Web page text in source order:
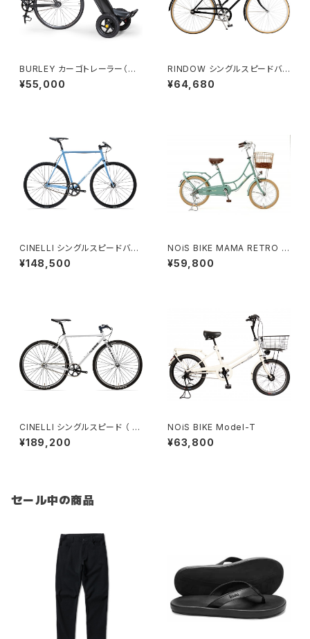
BURLEY カーゴトレーラー（トラ
ボーイV3 / TRAVOY V3 ）
¥55,000
RINDOW シングルスピードバイ
ク （ PARALLEL / パラレル ）
¥64,680
CINELLI シングルスピードバイ
ク （ Gazzetta ）
¥148,500
NOiS BIKE MAMA RETRO 2
0
¥59,800
CINELLI シングルスピード （ tu
tto plus silver bootleg ）
¥189,200
NOiS BIKE Model-T
¥63,800
セール中の商品